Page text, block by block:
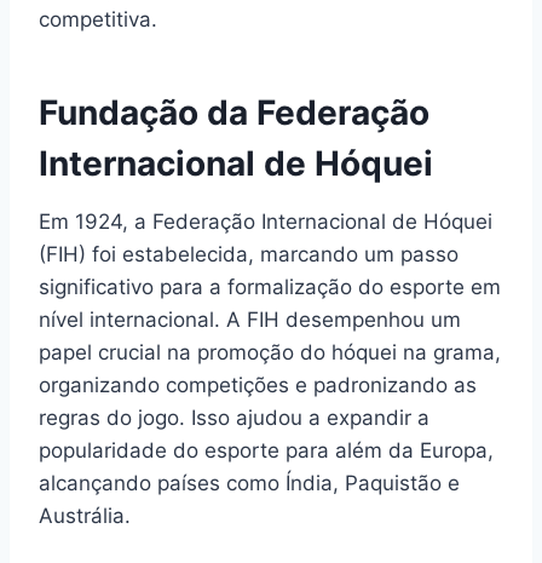
competitiva.
Fundação da Federação
Internacional de Hóquei
Em 1924, a Federação Internacional de Hóquei
(FIH) foi estabelecida, marcando um passo
significativo para a formalização do esporte em
nível internacional. A FIH desempenhou um
papel crucial na promoção do hóquei na grama,
organizando competições e padronizando as
regras do jogo. Isso ajudou a expandir a
popularidade do esporte para além da Europa,
alcançando países como Índia, Paquistão e
Austrália.